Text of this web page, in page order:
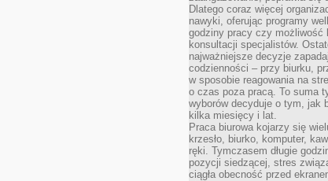
Dlatego coraz więcej
nawyki, oferując programy
godziny pracy czy możliwość
konsultacji specjalistów.
najważniejsze decyzje
codzienności – przy biurku,
w sposobie reagowania na
o czas poza pracą. To suma
wyborów decyduje o tym, jak
kilka miesięcy i lat.
Praca biurowa kojarzy się
krzesło, biurko, komputer,
ręki. Tymczasem długie
pozycji siedzącej, stres
ciągła obecność przed